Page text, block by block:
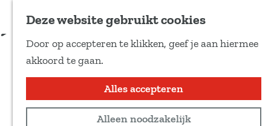
Deze website gebruikt cookies
Door op accepteren te klikken, geef je aan hiermee
akkoord te gaan.
Alles accepteren
Alleen noodzakelijk
Voeg toe als favoriet
e
e
d
Download route
Slokkert route Veenhuizen -
witte route